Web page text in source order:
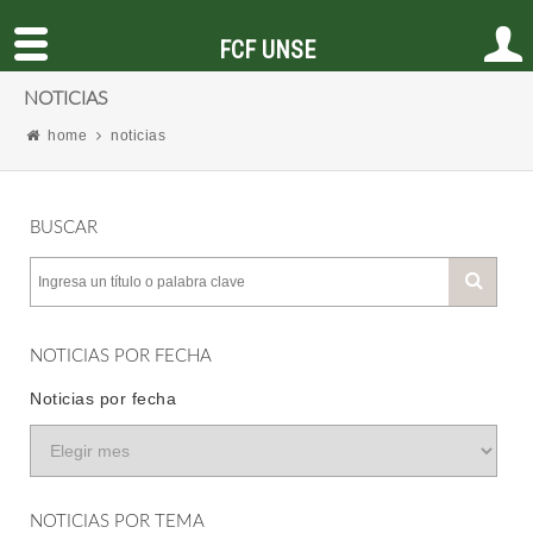
NOTICIAS
home noticias
BUSCAR
NOTICIAS POR FECHA
Noticias por fecha
NOTICIAS POR TEMA
FCF UNSE